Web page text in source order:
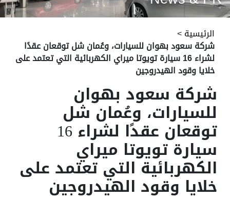
الرئيسية>
شركة سعود بهوان للسيارات، وعُمان شل توقعان عقدًا
لشراء 16 سيارة تويوتا ميراي الكهربائية التي تعتمد على
خلايا وقود الهيدروجين
شركة سعود بهوان
للسيارات، وعُمان شل
توقعان عقدًا لشراء 16
سيارة تويوتا ميراي
الكهربائية التي تعتمد على
خلايا وقود الهيدروجين